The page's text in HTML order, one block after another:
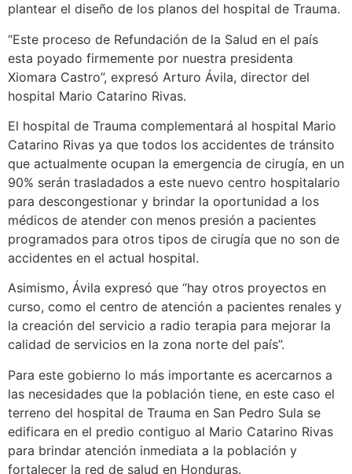
plantear el diseño de los planos del hospital de Trauma.
“Este proceso de Refundación de la Salud en el país
esta poyado firmemente por nuestra presidenta
Xiomara Castro”, expresó Arturo Ávila, director del
hospital Mario Catarino Rivas.
El hospital de Trauma complementará al hospital Mario
Catarino Rivas ya que todos los accidentes de tránsito
que actualmente ocupan la emergencia de cirugía, en un
90% serán trasladados a este nuevo centro hospitalario
para descongestionar y brindar la oportunidad a los
médicos de atender con menos presión a pacientes
programados para otros tipos de cirugía que no son de
accidentes en el actual hospital.
Asimismo, Ávila expresó que “hay otros proyectos en
curso, como el centro de atención a pacientes renales y
la creación del servicio a radio terapia para mejorar la
calidad de servicios en la zona norte del país”.
Para este gobierno lo más importante es acercarnos a
las necesidades que la población tiene, en este caso el
terreno del hospital de Trauma en San Pedro Sula se
edificara en el predio contiguo al Mario Catarino Rivas
para brindar atención inmediata a la población y
fortalecer la red de salud en Honduras.